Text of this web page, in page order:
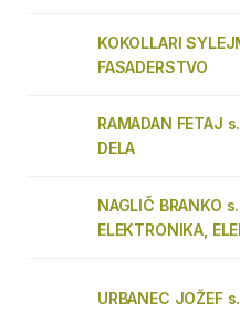
KOKOLLARI
FASADERSTVO
RAMADAN FETAJ
DELA
NAGLIČ BRANKO
ELEKTRONIKA,
URBANEC JOŽEF